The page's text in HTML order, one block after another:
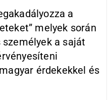
a
melyek során
a saját
érdekekkel és